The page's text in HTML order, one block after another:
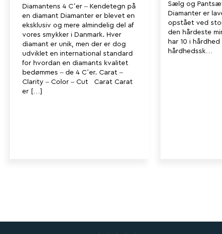
Diamantens 4 C’er – Kendetegn på
en diamant Diamanter er blevet en
eksklusiv og mere almindelig del af
vores smykker i Danmark. Hver
diamant er unik, men der er dog
udviklet en international standard
for hvordan en diamants kvalitet
bedømmes – de 4 C’er. Carat –
Clarity – Color – Cut Carat Carat
er […]
Sælg og
Diamanter er
opstået ved
den hårdeste
har 10 i hårdhed
hårdhedssk…